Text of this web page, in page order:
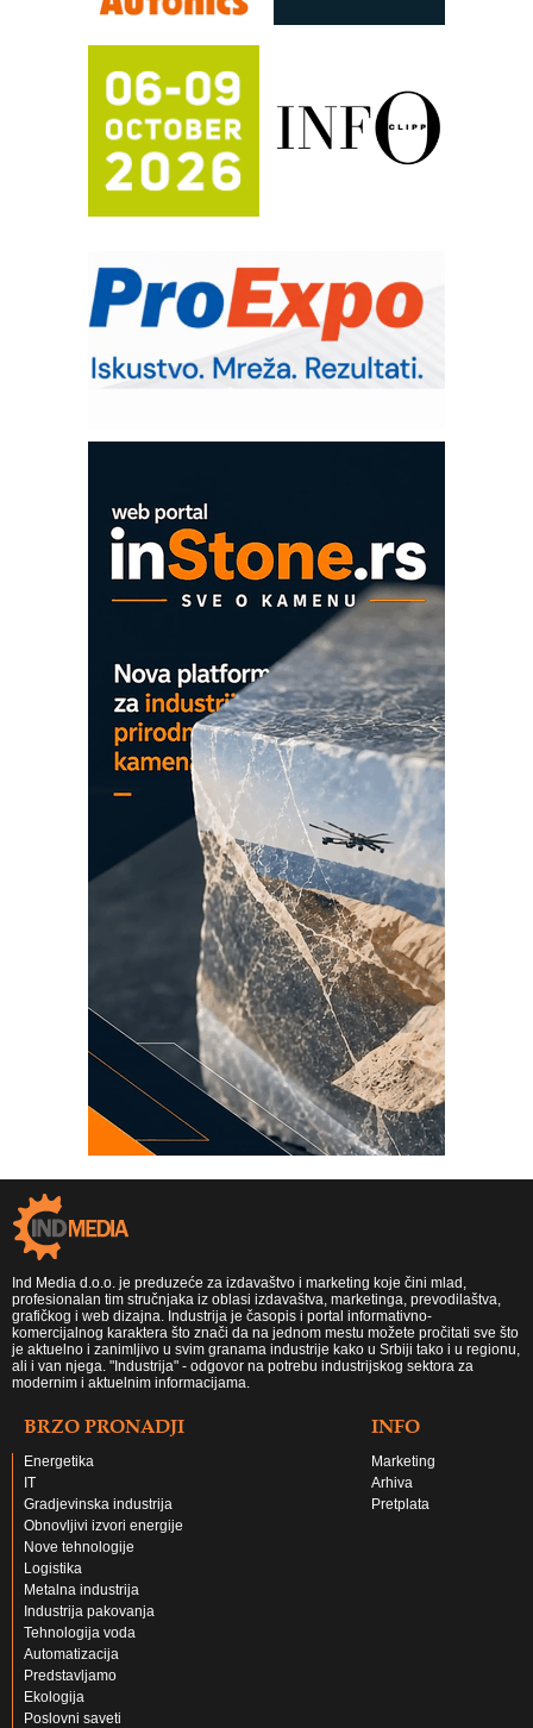
Automatizacija pakovanja · Display
Potpuna efikasnost bez složenih
sistema
Trajna oznaka kao dugoročna korist
Bezbednost na prvom mestu!
IB BLUMENAUER - više od 40 godina
poverenja u industriji
– Pametna signalizacija za efikasnije
upravljanje mašinama
Sigurnije ispitivanje transformatora u
solarnim elektranama i vetroparkovima
Pranje točkova na gradilištu- standard
Proizvodnja iC7 Hybrid 1500 VDC
COMBYPACK
EVOKS Maintenance Management
ROSA i SCHUNK podižu proizvodnju
Detekcija različitih oblika
Ind Media d.o.o. je preduzeće za izdavaštvo i marketing koje čini mlad,
profesionalan tim stručnjaka iz oblasi izdavaštva, marketinga, prevodilaštva,
grafičkog i web dizajna. Industrija je časopis i portal informativno-
komercijalnog karaktera što znači da na jednom mestu možete pročitati sve što
je aktuelno i zanimljivo u svim granama industrije kako u Srbiji tako i u regionu,
ali i van njega. "Industrija" - odgovor na potrebu industrijskog sektora za
modernim i aktuelnim informacijama.
BRZO PRONADJI
Energetika
IT
Gradjevinska industrija
Obnovljivi izvori energije
Nove tehnologije
Logistika
Metalna industrija
Industrija pakovanja
Tehnologija voda
Automatizacija
Predstavljamo
Ekologija
Poslovni saveti
INFO
Marketing
Arhiva
Pretplata